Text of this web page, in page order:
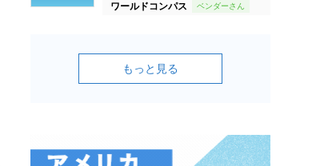
ワールドコンパス
もっと見る